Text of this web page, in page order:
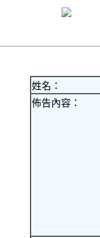
姓名：
佈告內容：